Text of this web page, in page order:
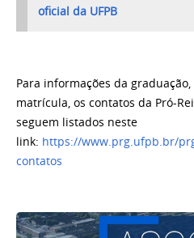
oficial da UFPB
Para informações da
matrícula, os contatos da Pró-
seguem listados neste
link: https://www.prg.ufpb.br/
contatos